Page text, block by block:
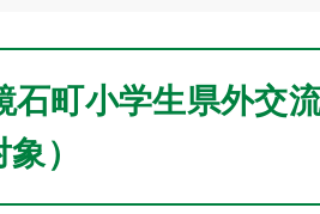
町小学生県外交
）